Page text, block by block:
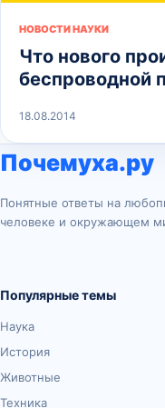
НОВОСТИ НАУКИ
Что нового
беспроводной
18.08.2014
Почемуха.ру
Понятные ответы на
человеке и окружающем
Популярные темы
Наука
История
Животные
Техника